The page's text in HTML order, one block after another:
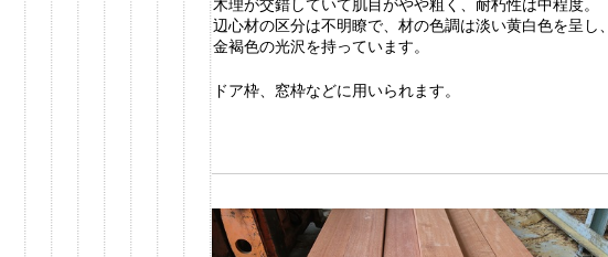
木理が交錯していて肌目がやや粗く、耐朽性は中程度。
辺心材の区分は不明瞭で、材の色調は淡い黄白色を呈し、
金褐色の光沢を持っています。
ドア枠、窓枠などに用いられます。